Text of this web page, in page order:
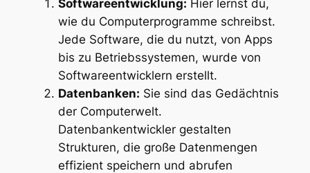
Softwareentwicklung: Hier lernst du,
wie du Computerprogramme schreibst.
Jede Software, die du nutzt, von Apps
bis zu Betriebssystemen, wurde von
Softwareentwicklern erstellt.
Datenbanken: Sie sind das Gedächtnis
der Computerwelt.
Datenbankentwickler gestalten
Strukturen, die große Datenmengen
effizient speichern und abrufen